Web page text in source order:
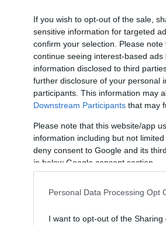
If you wish to opt-out of the sale,
sensitive information for targeted
confirm your selection. Please
continue seeing interest-based
information disclosed to third
further disclosure of your personal
participants. This information may
Downstream Participants that may
Please note that this website/app
information including but not
deny consent to Google and its
in below Google consent section.
Personal Data Processing Opt
I want to opt-out of the Sharing